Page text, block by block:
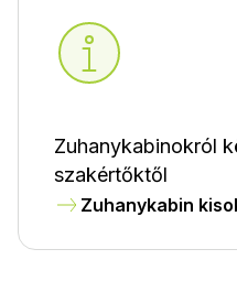
Zuhanykabinokról
szakértőktől
Zuhanykabin